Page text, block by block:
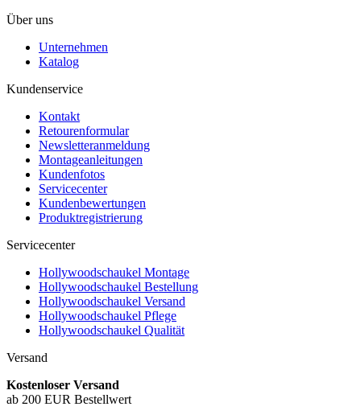
Über uns
Unternehmen
Katalog
Kundenservice
Kontakt
Retourenformular
Newsletteranmeldung
Montageanleitungen
Kundenfotos
Servicecenter
Kundenbewertungen
Produktregistrierung
Servicecenter
Hollywoodschaukel Montage
Hollywoodschaukel Bestellung
Hollywoodschaukel Versand
Hollywoodschaukel Pflege
Hollywoodschaukel Qualität
Versand
Kostenloser Versand
ab 200 EUR Bestellwert